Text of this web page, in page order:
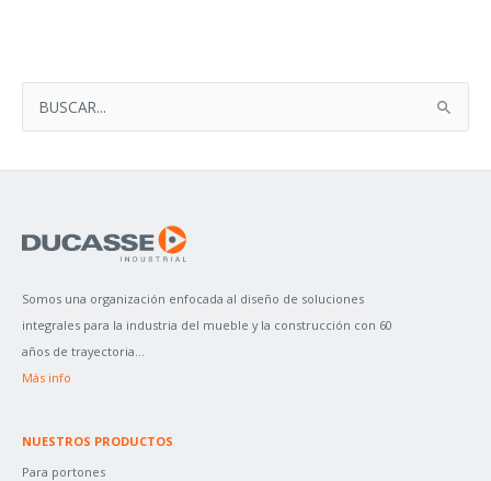
S
O
R
:
Somos una organización enfocada al diseño de soluciones
integrales para la industria del mueble y la construcción con 60
años de trayectoria...
Más info
NUESTROS PRODUCTOS
Para portones